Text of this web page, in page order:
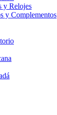
y Relojes
y Complementos